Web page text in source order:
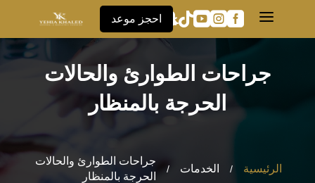
a




 احجز موعد
جراحات الطوارئ والحالات
الحرجة بالمنظار
الرئيسية / الخدمات /
جراحات الطوارئ والحالات
الحرجة بالمنظار